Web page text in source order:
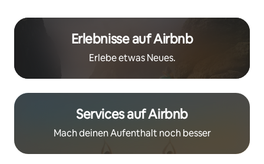
Erlebnisse auf Airbnb
Erlebe etwas Neues.
Services auf Airbnb
Mach deinen Aufenthalt noch besser